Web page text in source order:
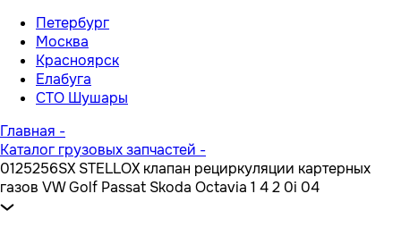
Петербург
Москва
Красноярск
Елабуга
СТО Шушары
Главная -
Каталог грузовых запчастей -
0125256SX STELLOX клапан рециркуляции картерных
газов VW Golf Passat Skoda Octavia 1 4 2 0i 04